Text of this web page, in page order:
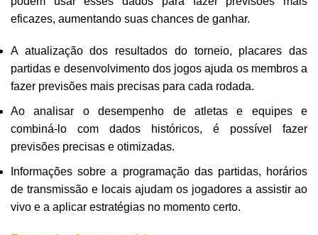
eficazes, aumentando suas chances de ganhar.
A atualização dos resultados do torneio, placares das
partidas e desenvolvimento dos jogos ajuda os membros a
fazer previsões mais precisas para cada rodada.
Ao analisar o desempenho de atletas e equipes e
combiná-lo com dados históricos, é possível fazer
previsões precisas e otimizadas.
Informações sobre a programação das partidas, horários
de transmissão e locais ajudam os jogadores a assistir ao
vivo e a aplicar estratégias no momento certo.